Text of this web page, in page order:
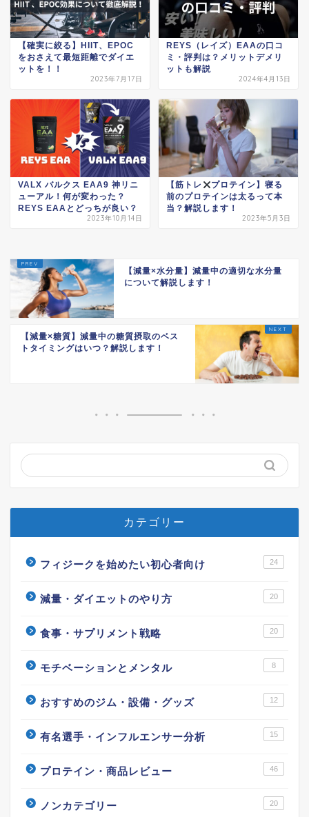
【確実に絞る】HIIT、EPOC
をおさえて最短距離でダイエ
ットを！！
2023年7月17日
REYS（レイズ）EAAの口コ
ミ・評判は？メリットデメリ
ットも解説
2024年4月13日
VALX バルクス EAA9 神リニ
ューアル！何が変わった？
REYS EAAとどっちが良い？
2023年10月14日
【筋トレ
プロテイン】寝る
前のプロテインは太るって本
当？解説します！
2023年5月3日
【減量×水分量】減量中の適切な水分量
について解説します！
【減量×糖質】減量中の糖質摂取のベス
トタイミングはいつ？解説します！
カテゴリー
フィジークを始めたい初心者向け 24
減量・ダイエットのやり方 20
食事・サプリメント戦略 20
モチベーションとメンタル 8
おすすめのジム・設備・グッズ 12
有名選手・インフルエンサー分析 15
プロテイン・商品レビュー 46
ノンカテゴリー 20